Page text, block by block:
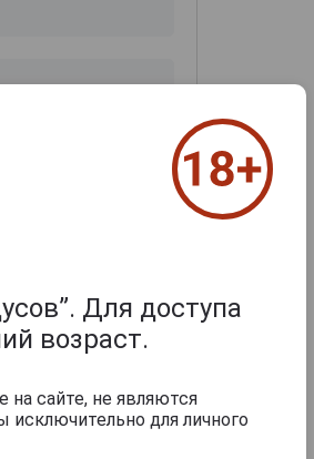
из 2000 знаков
Для доступа
возраст.
сайте, не являются
для личного